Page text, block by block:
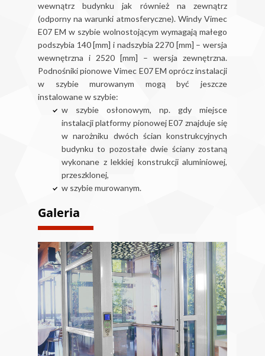
wewnątrz budynku jak również na zewnątrz
(odporny na warunki atmosferyczne). Windy Vimec
E07 EM w szybie wolnostojącym wymagają małego
podszybia 140 [mm] i nadszybia 2270 [mm] – wersja
wewnętrzna i 2520 [mm] – wersja zewnętrzna.
Podnośniki pionowe Vimec E07 EM oprócz instalacji
w szybie murowanym mogą być jeszcze
instalowane w szybie:
w szybie osłonowym, np. gdy miejsce
instalacji platformy pionowej E07 znajduje się
w narożniku dwóch ścian konstrukcyjnych
budynku to pozostałe dwie ściany zostaną
wykonane z lekkiej konstrukcji aluminiowej,
przeszklonej,
w szybie murowanym.
Galeria